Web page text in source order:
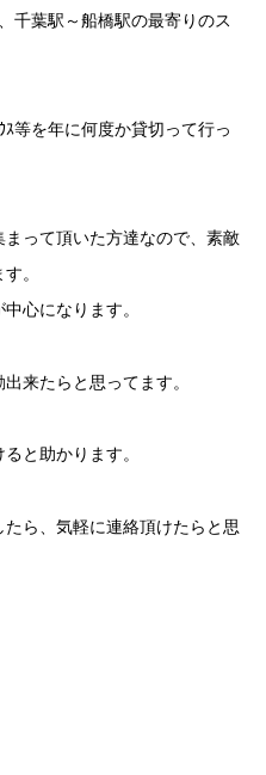
千葉駅～船橋駅の最寄りのス
等を年に何度か貸切って行っ
って頂いた方達なので、素敵
。
心になります。
来たらと思ってます。
と助かります。
ら、気軽に連絡頂けたらと思